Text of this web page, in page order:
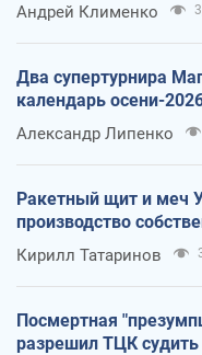
Андрей Клименко
Два супертурнира
календарь осени-
Александр Липенко
Ракетный щит и меч
производство
Кирилл Татаринов
Посмертная
разрешил ТЦК